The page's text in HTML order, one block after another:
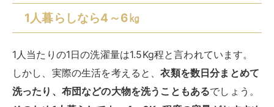
討している方向けに、5kgの洗濯機は何人分の目安量なのか、選び方のポ
イ...
2人暮らしなら6～7㎏
2人暮らしには、6～7Kg程度の容量がおすすめです。仕